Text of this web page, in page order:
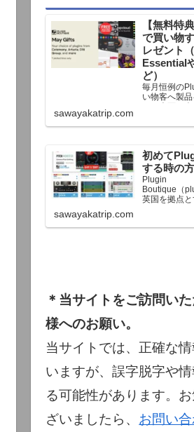
【無料特
で買い物
レゼント
Essential
ど）
毎月恒例の
い物客へ製
る」企画。
定額以上の
終了予定日
sawayakatrip.com
初めて
する時の
Plugin
Boutique（
英国を拠点と
で、世界中
sawayakatrip.com
＊当サイトをご訪問い
様へのお願い。
当サイトでは、正確な
いますが、誤字脱字や
る可能性があります。
ざいましたら、 お問い